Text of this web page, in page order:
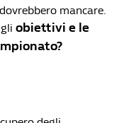
mancare.
obiettivi e le